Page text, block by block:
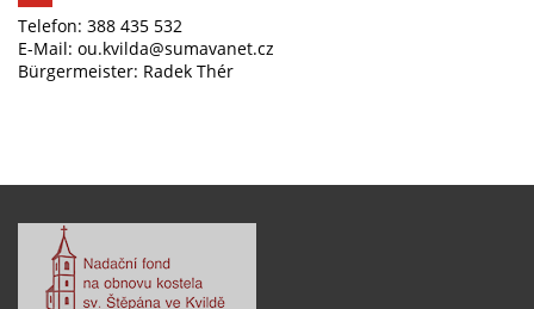
Telefon: 388 435 532
E-Mail: ou.kvilda@sumavanet.cz
Bürgermeister: Radek Thér